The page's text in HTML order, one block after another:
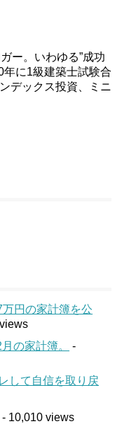
ー。いわゆる”成功
年に1級建築士試験合
デックス投資、ミニ
万円の家計簿を公
の家計簿。
-
して自信を取り戻
- 10,010 views